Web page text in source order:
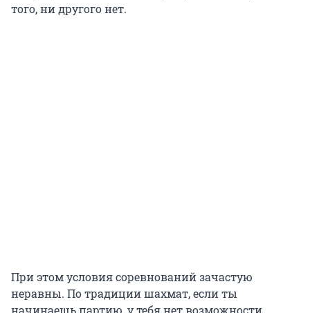
того, ни другого нет.
При этом условия соревнований зачастую
неравны. По традиции шахмат, если ты
начинаешь партию, у тебя нет возможности